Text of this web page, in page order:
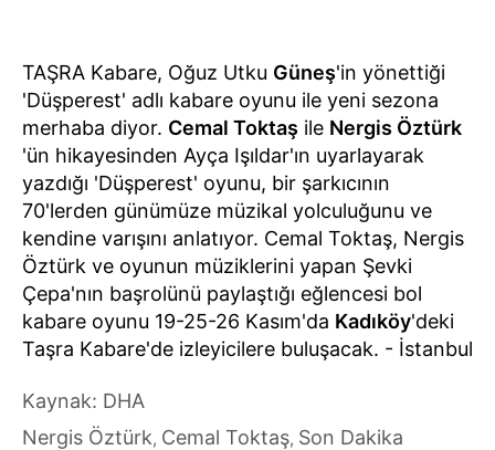
TAŞRA Kabare, Oğuz Utku Güneş'in yönettiği
'Düşperest' adlı kabare oyunu ile yeni sezona
merhaba diyor. Cemal Toktaş ile Nergis Öztürk
'ün hikayesinden Ayça Işıldar'ın uyarlayarak
yazdığı 'Düşperest' oyunu, bir şarkıcının
70'lerden günümüze müzikal yolculuğunu ve
kendine varışını anlatıyor. Cemal Toktaş, Nergis
Öztürk ve oyunun müziklerini yapan Şevki
Çepa'nın başrolünü paylaştığı eğlencesi bol
kabare oyunu 19-25-26 Kasım'da Kadıköy'deki
Taşra Kabare'de izleyicilere buluşacak. - İstanbul
Kaynak: DHA
Nergis Öztürk, Cemal Toktaş, Son Dakika